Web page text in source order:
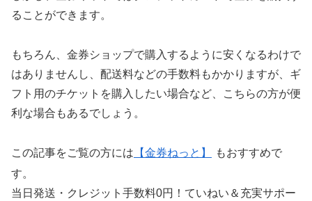
ることができます。
もちろん、金券ショップで購入するように安くなるわけで
はありませんし、配送料などの手数料もかかりますが、ギ
フト用のチケットを購入したい場合など、こちらの方が便
利な場合もあるでしょう。
この記事をご覧の方には 【金券ねっと】
もおすすめで
す。
当日発送・クレジット手数料0円！ていねい＆充実サポー